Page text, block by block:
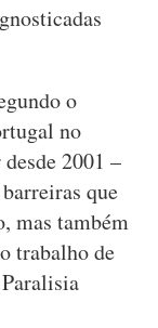
o
no
2001 –
que
mas também
trabalho de